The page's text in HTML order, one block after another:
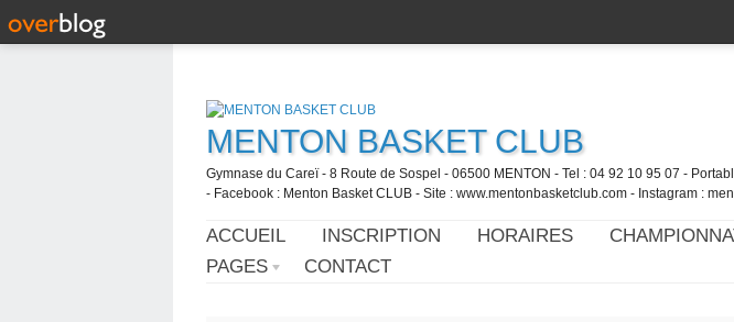
MENTON BASKET CLUB
Gymnase du Careï - 8 Route de Sospel - 06500 MENTON - Tel : 04 92 10 95 07 -
- Facebook : Menton Basket CLUB - Site : www.mentonbasketclub.com - Instagram :
ACCUEIL INSCRIPTION HORAIRES
PAGES
CONTACT